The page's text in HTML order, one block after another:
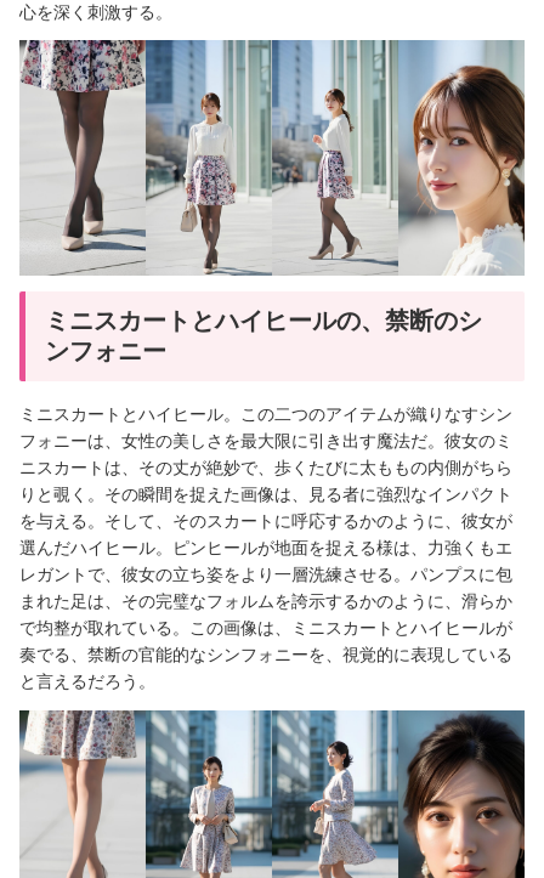
心を深く刺激する。
ミニスカートとハイヒールの、禁断のシ
ンフォニー
ミニスカートとハイヒール。この二つのアイテムが織りなすシン
フォニーは、女性の美しさを最大限に引き出す魔法だ。彼女のミ
ニスカートは、その丈が絶妙で、歩くたびに太ももの内側がちら
りと覗く。その瞬間を捉えた画像は、見る者に強烈なインパクト
を与える。そして、そのスカートに呼応するかのように、彼女が
選んだハイヒール。ピンヒールが地面を捉える様は、力強くもエ
レガントで、彼女の立ち姿をより一層洗練させる。パンプスに包
まれた足は、その完璧なフォルムを誇示するかのように、滑らか
で均整が取れている。この画像は、ミニスカートとハイヒールが
奏でる、禁断の官能的なシンフォニーを、視覚的に表現している
と言えるだろう。